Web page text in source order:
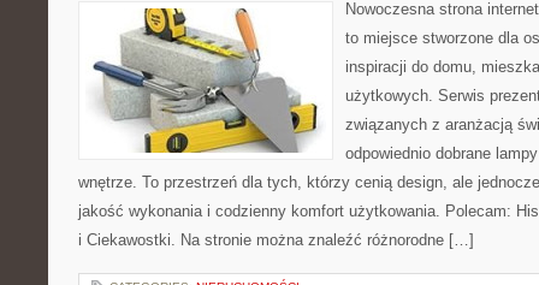
Nowoczesna strona
to miejsce stworzone dla
inspiracji do domu,
użytkowych. Serwis
związanych z aranżacją
odpowiednio dobrane
wnętrze. To przestrzeń dla tych, którzy cenią design, ale
jakość wykonania i codzienny komfort użytkowania. Polecam:
i Ciekawostki. Na stronie można znaleźć różnorodne […]